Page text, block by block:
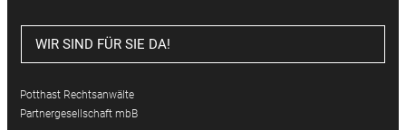
WIR SIND FÜR SIE DA!
Potthast Rechtsanwälte
Partnergesellschaft mbB